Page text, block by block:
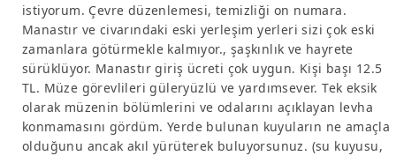
istiyorum. Çevre düzenlemesi, temizliği on numara.
Manastır ve civarındaki eski yerleşim yerleri sizi çok eski
zamanlara götürmekle kalmıyor., şaşkınlık ve hayrete
sürüklüyor. Manastır giriş ücreti çok uygun. Kişi başı 12.5
TL. Müze görevlileri güleryüzlü ve yardımsever. Tek eksik
olarak müzenin bölümlerini ve odalarını açıklayan levha
konmamasını gördüm. Yerde bulunan kuyuların ne amaçla
olduğunu ancak akıl yürüterek buluyorsunuz. (su kuyusu,